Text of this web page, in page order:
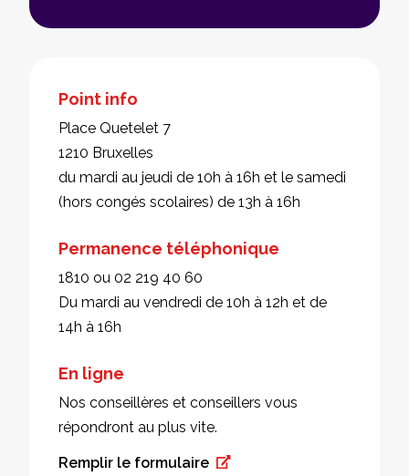
Point info
Place Quetelet 7
1210 Bruxelles
du mardi au jeudi de 10h à 16h et le samedi
(hors congés scolaires) de 13h à 16h
Permanence téléphonique
1810 ou 02 219 40 60
Du mardi au vendredi de 10h à 12h et de
14h à 16h
En ligne
Nos conseillères et conseillers vous
répondront au plus vite.
Remplir le formulaire